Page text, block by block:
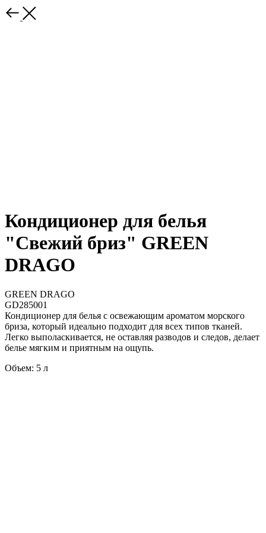
Кондиционер для белья
"Свежий бриз" GREEN
DRAGO
GREEN DRAGO
GD285001
Кондиционер для белья с освежающим ароматом морского
бриза, который идеально подходит для всех типов тканей.
Легко выполаскивается, не оставляя разводов и следов, делает
белье мягким и приятным на ощупь.
Объем: 5 л